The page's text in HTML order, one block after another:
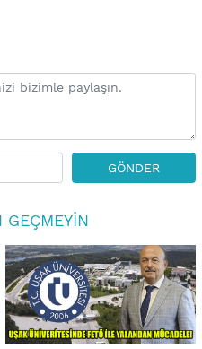
GÖNDER
GEÇMEYIN